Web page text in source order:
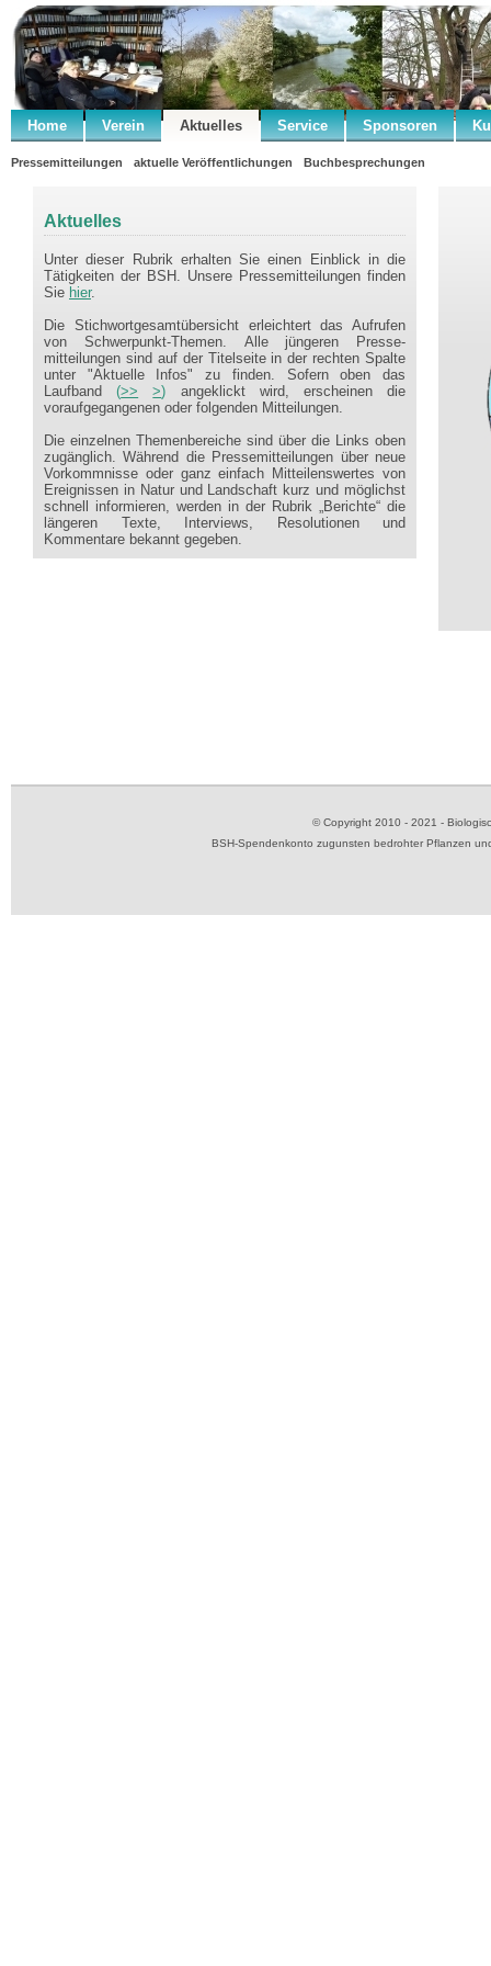
Home Verein Aktuelles Service Sponsoren
Pressemitteilungen aktuelle Veröffentlichungen Buchbesprechungen
Aktuelles
Unter dieser Rubrik erhalten Sie einen Einblick in die
Tätigkeiten der BSH. Unsere Pressemitteilungen finden
Sie hier.
Die Stichwortgesamtübersicht erleichtert das Aufrufen
von Schwerpunkt-Themen. Alle jüngeren Presse-
mitteilungen sind auf der Titelseite in der rechten Spalte
unter "Aktuelle Infos" zu finden. Sofern oben das
Laufband(>> >) angeklickt wird, erscheinen die
voraufgegangenen oder folgenden Mitteilungen.
Die einzelnen Themenbereiche sind über die Links oben
zugänglich. Während die Pressemitteilungen über neue
Vorkommnisse oder ganz einfach Mitteilenswertes von
Ereignissen in Natur und Landschaft kurz und möglichst
schnell informieren, werden in der Rubrik „Berichte“ die
längeren Texte, Interviews, Resolutionen und
Kommentare bekannt gegeben.
© Copyright 2010 - 2021 -
BSH-Spendenkonto zugunsten bedrohter Pflanzen